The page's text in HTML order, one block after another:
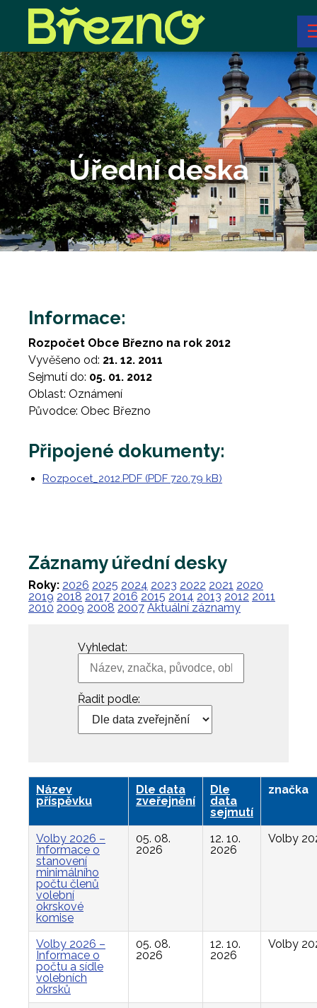
Úřední deska
Informace:
Rozpočet Obce Březno na rok 2012
Vyvěšeno od: 21. 12. 2011
Sejmutí do: 05. 01. 2012
Oblast: Oznámení
Původce: Obec Březno
Připojené dokumenty:
Rozpocet_2012.PDF (PDF 720.79 kB)
Záznamy úřední desky
Roky: 2026 2025 2024 2023 2022 2021 2020
2019 2018 2017 2016 2015 2014 2013 2012 2011
2010 2009 2008 2007 Aktuální záznamy
Vyhledat:
Řadit podle:
Název
příspěvku
Dle data
zveřejnění
Dle
data
sejmutí
značka
Volby 2026 –
Informace o
stanovení
minimálního
počtu členů
volební
okrskové
komise
05. 08.
2026
12. 10.
2026
Volby
Volby 2026 –
Informace o
počtu a sídle
volebních
okrsků
05. 08.
2026
12. 10.
2026
Volby